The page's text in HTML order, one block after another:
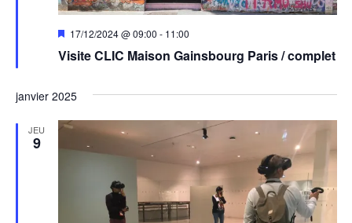
Visite CLIC Maison Gainsbourg Paris / complet
Mis
avant
17/12/2024 @ 09:00 - 11:00
janvier 2025
JEU
9